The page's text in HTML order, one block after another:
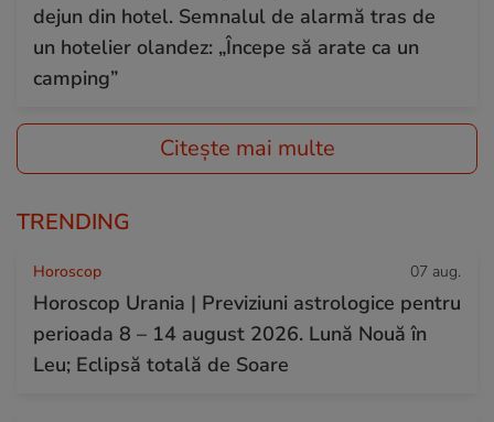
dejun din hotel. Semnalul de alarmă tras de
un hotelier olandez: „Începe să arate ca un
camping”
Citește mai multe
TRENDING
Horoscop 07 aug.
Horoscop Urania | Previziuni astrologice pentru
perioada 8 – 14 august 2026. Lună Nouă în
Leu; Eclipsă totală de Soare